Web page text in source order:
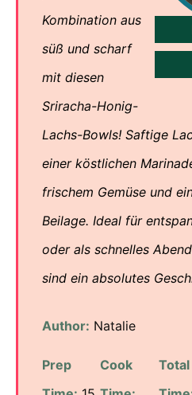
Kombination aus
süß und scharf
mit diesen
Sriracha-Honig-
Lachs-Bowls! Saftige
einer köstlichen
frischem Gemüse und
Beilage. Ideal für
oder als schnelles
sind ein absolutes
Author: Natalie
Prep
Cook
Total